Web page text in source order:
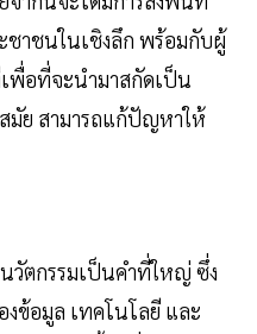
าชนในเชิงลึก พร้อมกับผู้
พื่อที่จะนำมาสกัดเป็น
มัย สามารถแก้ปัญหาให้
วัตกรรมเป็นคำที่ใหญ่ ซึ่ง
งข้อมูล เทคโนโลยี และ